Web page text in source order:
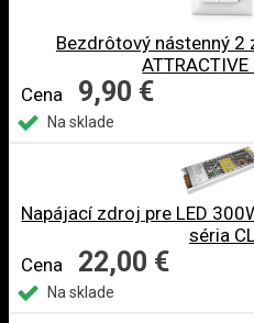
Bezdrôtový nástenný 2
Cena
9,90 €
Na sklade
Napájací zdroj pre LED
séria CL
Cena
22,00 €
Na sklade